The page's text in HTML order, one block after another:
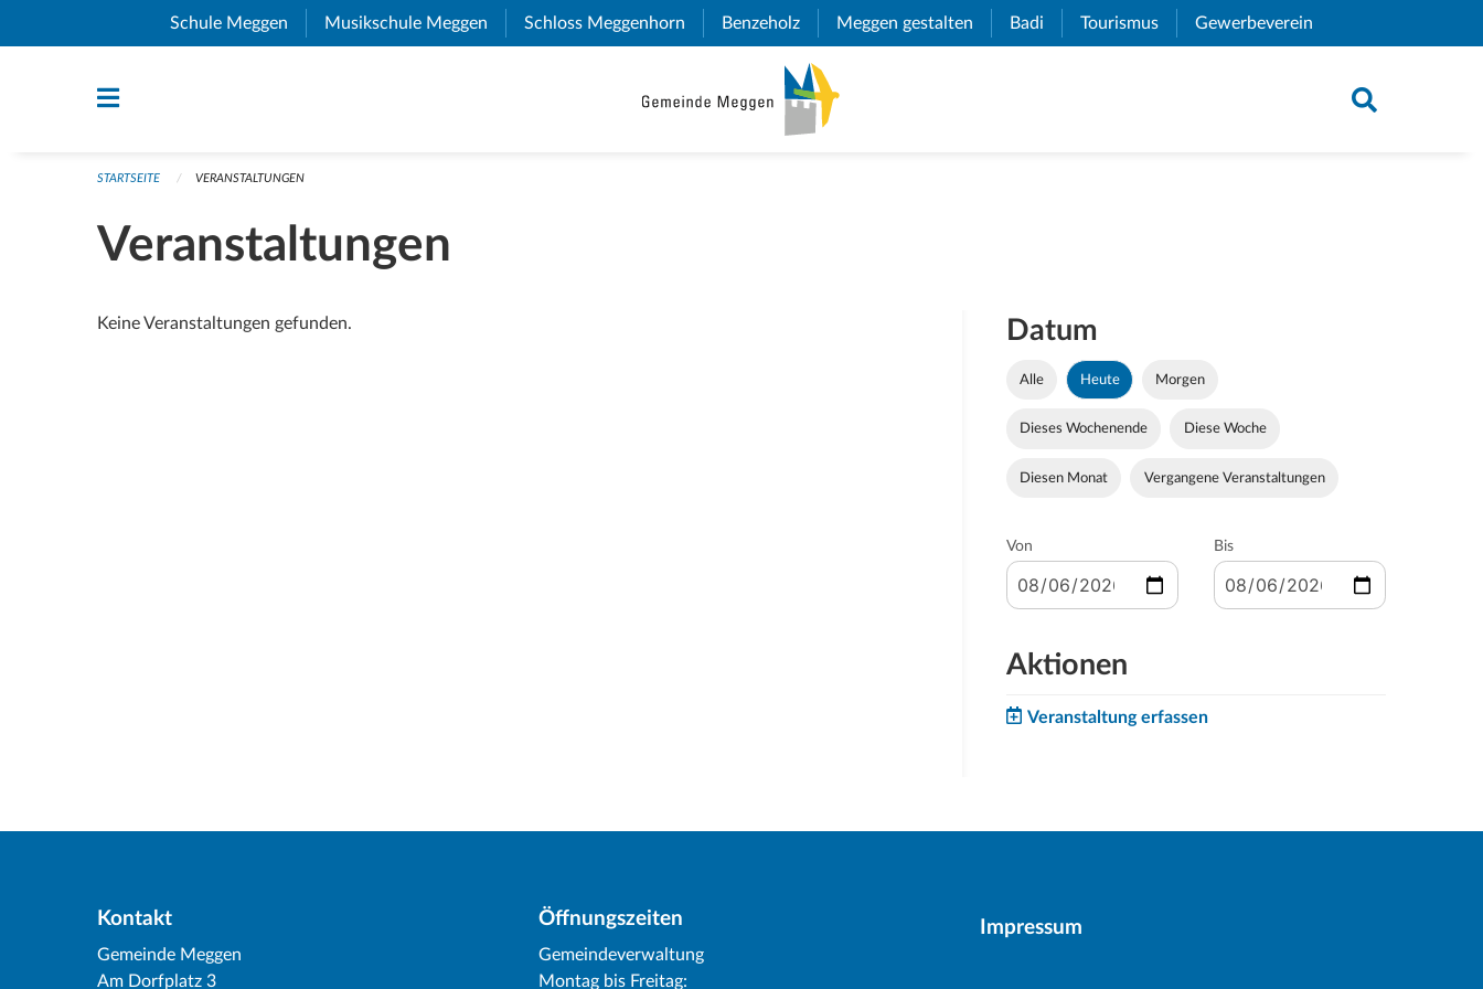
Navigation überspringen
Schule Meggen (External Link)
Musikschule Meggen (External Link)
Schloss Meggenhorn (External Link)
Benzeholz (External Link)
Meggen gestalten (External Link)
Badi (External Link)
Tourismus (External Link)
Gewerbeverein
STARTSEITE VERANSTALTUNGEN
Veranstaltungen
Keine Veranstaltungen gefunden. Datum
Alle Heute Morgen
Dieses Wochenende Diese Woche
Diesen Monat Vergangene Veranstaltungen
Von Bis
Aktionen
Veranstaltung erfassen
Kontakt
Gemeinde Meggen
Am Dorfplatz 3
Öffnungszeiten
Gemeindeverwaltung
Montag bis Freitag:
Impressum